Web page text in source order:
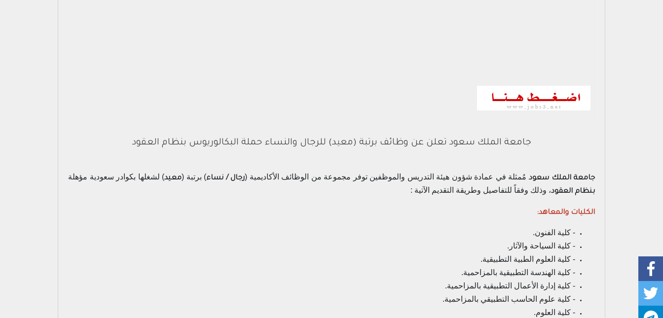
جامعة الملك سعود تعلن عن وظائف برتبة (معيد) للرجال والنساء حملة البكالوريوس بنظام العقود
جامعة الملك سعود مُمثلة في عمادة شؤون هيئة التدريس والموظفين توفر مجموعة من الوظائف الأكاديمية (رجال / نساء) برتبة (معيد) لشغلها بكوادر سعودية مؤهلة
بنظام العقود، وذلك وفقاً للتفاصيل وطريقة التقديم الآتية :
الكليات والمعاهد:
- كلية الفنون.
- كلية السياحة والآثار.
- كلية العلوم الطبية التطبيقية.
- كلية الهندسة التطبيقية بالمزاحمية.
- كلية إدارة الأعمال التطبيقية بالمزاحمية.
- كلية علوم الحاسب التطبيقي بالمزاحمية.
- كلية العلوم.